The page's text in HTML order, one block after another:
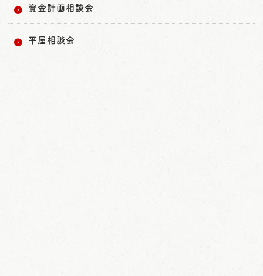
資金計画相談会
平屋相談会